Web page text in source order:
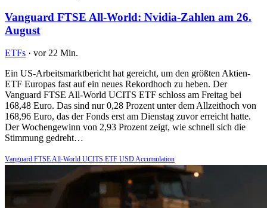
Vanguard FTSE All-World: Nvidia-Zahlen am 26.
August
ETFs · vor 22 Min.
Ein US-Arbeitsmarktbericht hat gereicht, um den größten Aktien-
ETF Europas fast auf ein neues Rekordhoch zu heben. Der
Vanguard FTSE All-World UCITS ETF schloss am Freitag bei
168,48 Euro. Das sind nur 0,28 Prozent unter dem Allzeithoch von
168,96 Euro, das der Fonds erst am Dienstag zuvor erreicht hatte.
Der Wochengewinn von 2,93 Prozent zeigt, wie schnell sich die
Stimmung gedreht…
Vanguard FTSE All-World UCITS ETF USD Accumulation